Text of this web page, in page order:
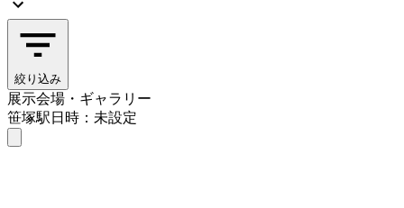
絞り込み
展示会場・ギャラリー
笹塚駅日時：未設定